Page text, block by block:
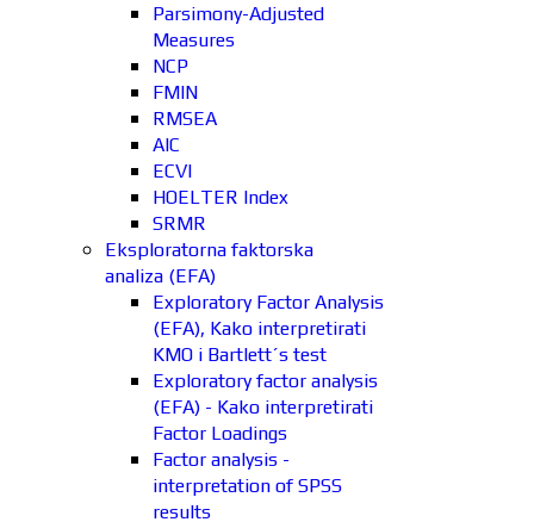
Parsimony-Adjusted
Measures
NCP
FMIN
RMSEA
AIC
ECVI
HOELTER Index
SRMR
Eksploratorna faktorska
analiza (EFA)
Exploratory Factor Analysis
(EFA), Kako interpretirati
KMO i Bartlett´s test
Exploratory factor analysis
(EFA) - Kako interpretirati
Factor Loadings
Factor analysis -
interpretation of SPSS
results